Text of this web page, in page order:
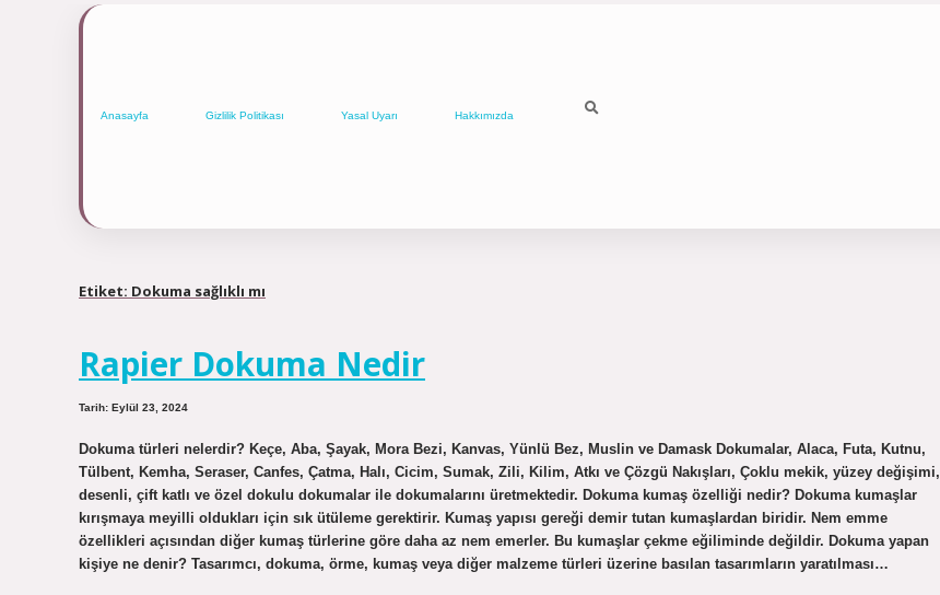
Anasayfa Gizlilik Politikası Yasal Uyarı Hakkımızda
Etiket: Dokuma sağlıklı mı
Rapier Dokuma Nedir
Tarih: Eylül 23, 2024
Dokuma türleri nelerdir? Keçe, Aba, Şayak, Mora Bezi, Kanvas, Yünlü Bez, Muslin ve Damask Dokumalar, Alaca, Futa, Kutnu,
Tülbent, Kemha, Seraser, Canfes, Çatma, Halı, Cicim, Sumak, Zili, Kilim, Atkı ve Çözgü Nakışları, Çoklu mekik, yüzey değişimi,
desenli, çift katlı ve özel dokulu dokumalar ile dokumalarını üretmektedir. Dokuma kumaş özelliği nedir? Dokuma kumaşlar
kırışmaya meyilli oldukları için sık ütüleme gerektirir. Kumaş yapısı gereği demir tutan kumaşlardan biridir. Nem emme
özellikleri açısından diğer kumaş türlerine göre daha az nem emerler. Bu kumaşlar çekme eğiliminde değildir. Dokuma yapan
kişiye ne denir? Tasarımcı, dokuma, örme, kumaş veya diğer malzeme türleri üzerine basılan tasarımların yaratılması…